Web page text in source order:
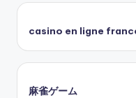
casino en ligne
麻雀ゲーム